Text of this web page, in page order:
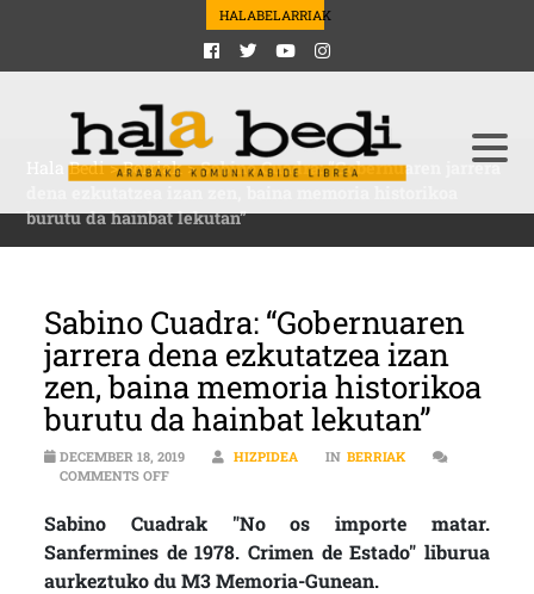
HALABELARRIAK
Hala Bedi>Berriak>Sabino Cuadra: “Gobernuaren jarrera
burutu da hainbat lekutan”
Sabino Cuadra: “Gobernuaren
jarrera dena ezkutatzea izan
zen, baina memoria historikoa
burutu da hainbat lekutan”
DECEMBER 18, 2019 HIZPIDEA IN BERRIAK
COMMENTS OFFON SABINO CUADRA: “GOBERNUAREN JARRERA
Sabino Cuadrak "No os importe matar.
Sanfermines de 1978. Crimen de Estado" liburua
aurkeztuko du M3 Memoria-Gunean.